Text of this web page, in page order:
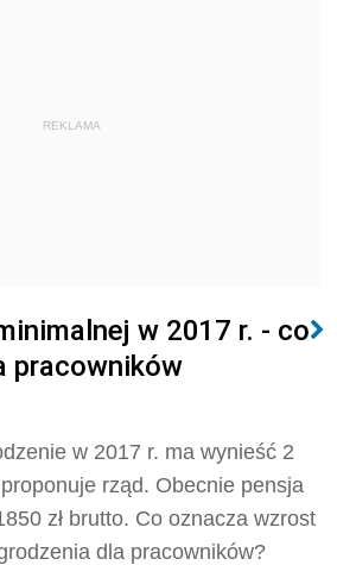
REKLAMA
w 2017 r. - co
pracowników
w 2017 r. ma wynieść 2
rząd. Obecnie pensja
zł brutto. Co oznacza wzrost
dla pracowników?